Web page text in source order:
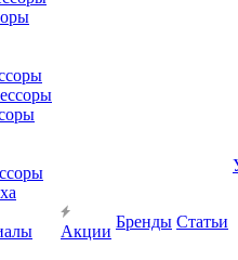
Акции
Бренды Статьи